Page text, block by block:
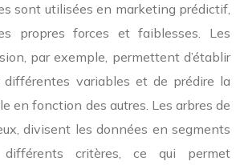
sont utilisées en marketing prédictif,
propres forces et faiblesses. Les
par exemple, permettent d’établir
variables et de prédire la
en fonction des autres. Les arbres de
divisent les données en segments
critères, ce qui permet